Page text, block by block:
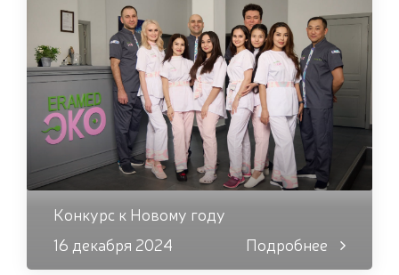
Конкурс к Новому году
16 декабря 2024
Подробнее